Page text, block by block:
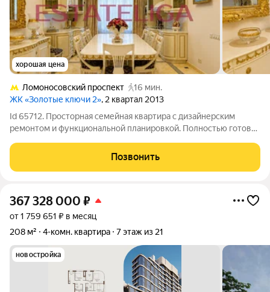
хорошая цена
Ломоносовский проспект
16 мин.
ЖК «Золотые ключи 2», 2 квартал 2013
Id 65712. Просторная семейная квартира с дизайнерским
ремонтом и функциональной планировкой. Полностью готова
прихожая с отдельной гардеробной; гостевой санузел с
душевой и постирочной;
Позвонить
367 328 000 ₽
от 1 759 651 ₽ в месяц
208 м²
4-комн. квартира 7 этаж из 21
новостройка